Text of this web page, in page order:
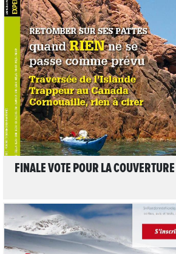
LIRE L'ARTICLE
FINALE VOTE POUR LA